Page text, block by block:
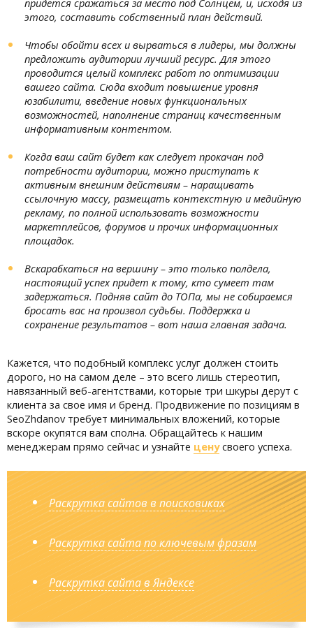
придется сражаться за место под Солнцем, и, исходя из
этого, составить собственный план действий.
Чтобы обойти всех и вырваться в лидеры, мы должны
предложить аудитории лучший ресурс. Для этого
проводится целый комплекс работ по оптимизации
вашего сайта. Сюда входит повышение уровня
юзабилити, введение новых функциональных
возможностей, наполнение страниц качественным
информативным контентом.
Когда ваш сайт будет как следует прокачан под
потребности аудитории, можно приступать к
активным внешним действиям – наращивать
ссылочную массу, размещать контекстную и медийную
рекламу, по полной использовать возможности
маркетплейсов, форумов и прочих информационных
площадок.
Вскарабкаться на вершину – это только полдела,
настоящий успех придет к тому, кто сумеет там
задержаться. Подняв сайт до ТОПа, мы не собираемся
бросать вас на произвол судьбы. Поддержка и
сохранение результатов – вот наша главная задача.
Кажется, что подобный комплекс услуг должен стоить
дорого, но на самом деле – это всего лишь стереотип,
навязанный веб-агентствами, которые три шкуры дерут с
клиента за свое имя и бренд. Продвижение по позициям в
SeoZhdanov требует минимальных вложений, которые
вскоре окупятся вам сполна. Обращайтесь к нашим
менеджерам прямо сейчас и узнайте ценусвоего успеха.
Раскрутка сайтов в поисковиках
Раскрутка сайта по ключевым фразам
Раскрутка сайта в Яндексе